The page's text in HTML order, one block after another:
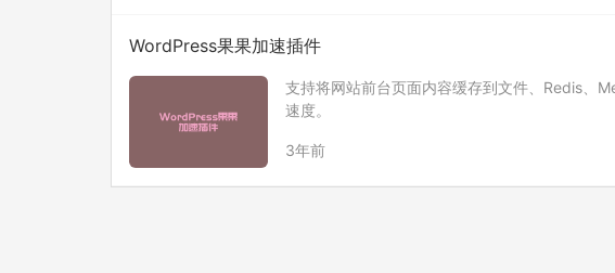
WordPress果果加速插件
支持将网站前台页面内容缓存到文件、Redis、
速度。
3年前